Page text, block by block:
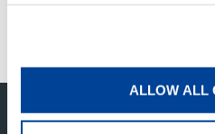
ALLOW ALL
『高松木鶏クラブ 多田野